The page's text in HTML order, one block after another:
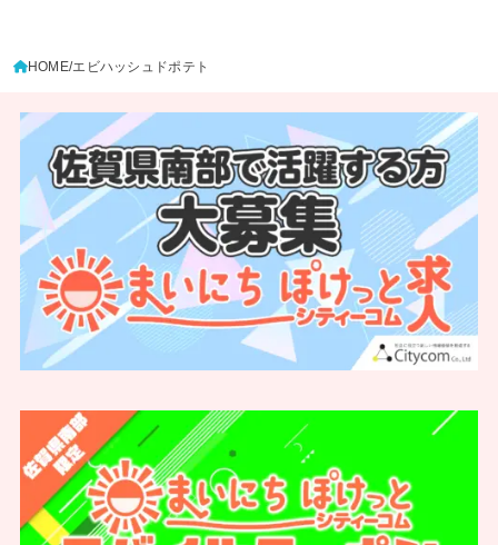
HOME エビハッシュドポテト